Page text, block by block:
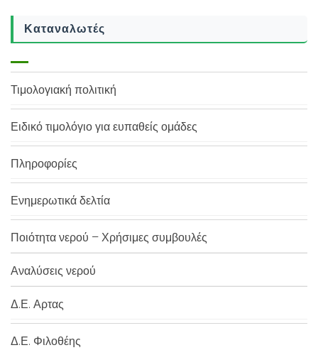
Καταναλωτές
Τιμολογιακή πολιτική
Ειδικό τιμολόγιο για ευπαθείς ομάδες
Πληροφορίες
Ενημερωτικά δελτία
Ποιότητα νερού – Χρήσιμες συμβουλές
Αναλύσεις νερού
Δ.Ε. Αρτας
Δ.Ε. Φιλοθέης